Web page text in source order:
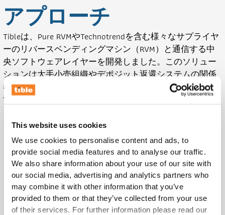
This website uses cookies
We use cookies to personalise content and ads, to
provide social media features and to analyse our traffic.
We also share information about your use of our site with
our social media, advertising and analytics partners who
may combine it with other information that you’ve
provided to them or that they’ve collected from your use
of their services. For further information please read our
アプローチ
Tibleは、Pure RVMやTechnotrendを含む様々なサプライヤ
ーのリバースベンディングマシン（RVM）と通信する中
央ソフトウェアレイヤーを開発しました。このソリュー
ションは大手小売組織やデポジット返還システムの関係
者によって積極的に導入されており、以下を提供しま
す：
レジシステム、DRSレポート、支払いとの
完全な統合
数量、位置データ、エラーメッセージのリ
アルタイム情報を備えたダッシュボード
世界中の複数のデポジットシステムのサポ
ート
広範な権限およびシステム管理